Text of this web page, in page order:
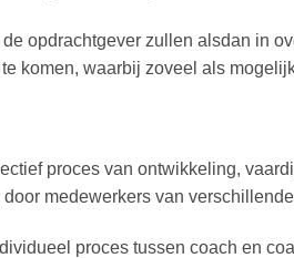
opdrachtgever zullen alsdan in
komen, waarbij zoveel als
proces van ontwikkeling,
medewerkers van
proces tussen coach en